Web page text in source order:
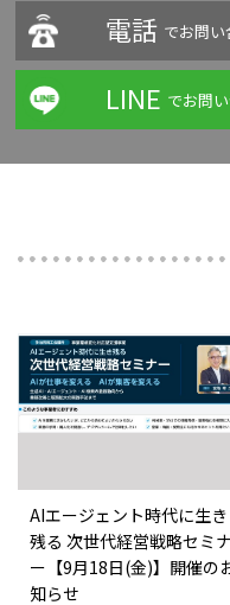
電話 でお問い
LINE でお問
AIエージェント時代に生き
残る 次世代経営戦略セミナ
ー【9月18日(金)】開催の
知らせ